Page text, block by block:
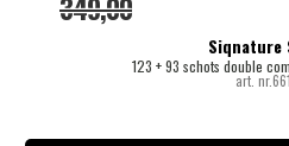
Siqnature
123 + 93 schots double
art.
349,00